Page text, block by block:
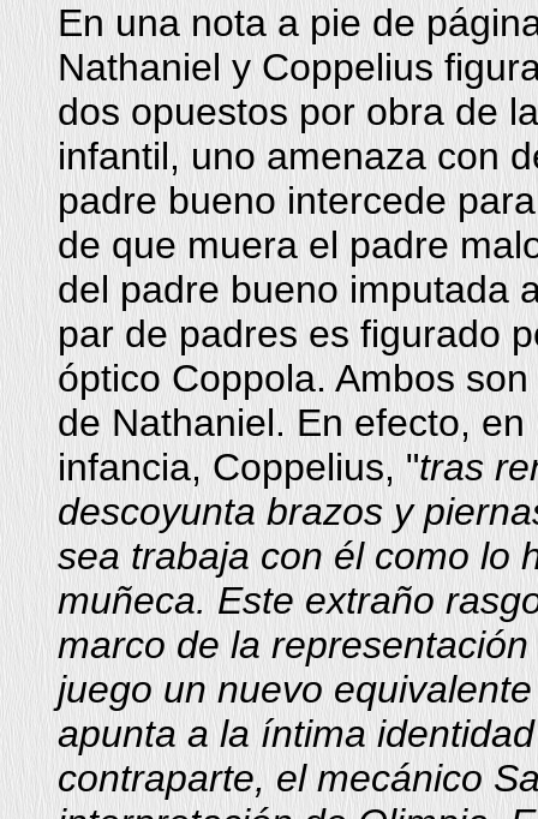
En una nota a pie de
Nathaniel y Coppelius
dos opuestos por obra de
infantil, uno amenaza con
padre bueno intercede
de que muera el padre
del padre bueno imputada
par de padres es figurado
óptico Coppola. Ambos
de Nathaniel. En efecto,
infancia, Coppelius, "tras
descoyunta brazos y
sea trabaja con él como lo
muñeca. Este extraño
marco de la
juego un nuevo
apunta a la íntima
contraparte, el mecánico